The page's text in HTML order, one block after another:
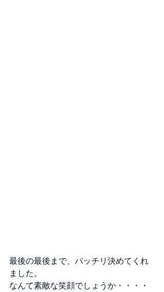
最後の最後まで、バッチリ決めてくれ
ました。
なんて素敵な笑顔でしょうか・・・・